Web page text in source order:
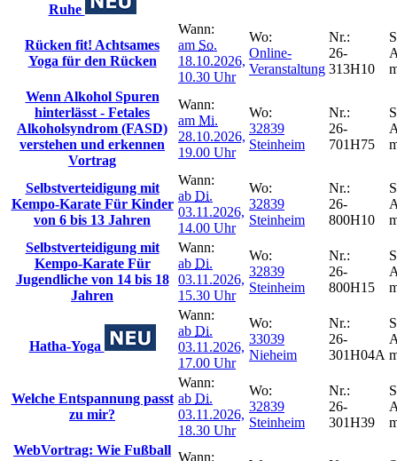
Ruhe
Rücken fit! Achtsames
Yoga für den Rücken
Wann:
am So.
18.10.2026,
10.30 Uhr
Wo:
Online-
Veranstaltung
Nr.:
26-
313H10
Wenn Alkohol Spuren
hinterlässt - Fetales
Alkoholsyndrom (FASD)
verstehen und erkennen
Vortrag
Wann:
am Mi.
28.10.2026,
19.00 Uhr
Wo:
32839
Steinheim
Nr.:
26-
701H75
Selbstverteidigung mit
Kempo-Karate Für Kinder
von 6 bis 13 Jahren
Wann:
ab Di.
03.11.2026,
14.00 Uhr
Wo:
32839
Steinheim
Nr.:
26-
800H10
Selbstverteidigung mit
Kempo-Karate Für
Jugendliche von 14 bis 18
Jahren
Wann:
ab Di.
03.11.2026,
15.30 Uhr
Wo:
32839
Steinheim
Nr.:
26-
800H15
Hatha-Yoga
Wann:
ab Di.
03.11.2026,
17.00 Uhr
Wo:
33039
Nieheim
Nr.:
26-
301H04A
Welche Entspannung passt
zu mir?
Wann:
ab Di.
03.11.2026,
18.30 Uhr
Wo:
32839
Steinheim
Nr.:
26-
301H39
WebVortrag: Wie Fußball Wann: